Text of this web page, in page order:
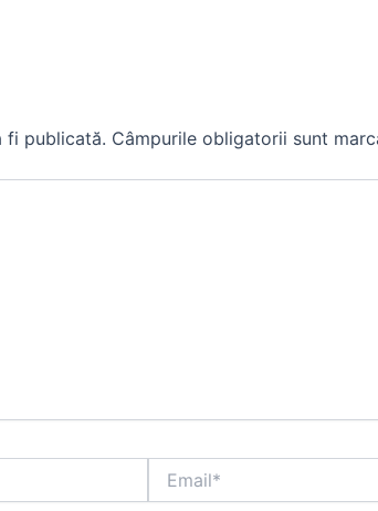
fi publicată. Câmpurile obligatorii sunt